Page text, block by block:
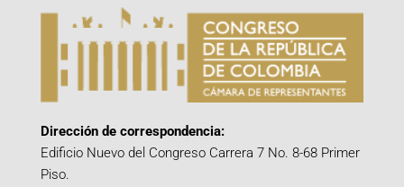
Dirección de correspondencia:
Edificio Nuevo del Congreso Carrera 7 No. 8-68 Primer
Piso.